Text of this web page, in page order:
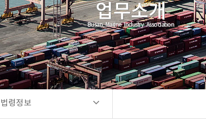
업무소개
Busan Marine Industry Association
법령정보